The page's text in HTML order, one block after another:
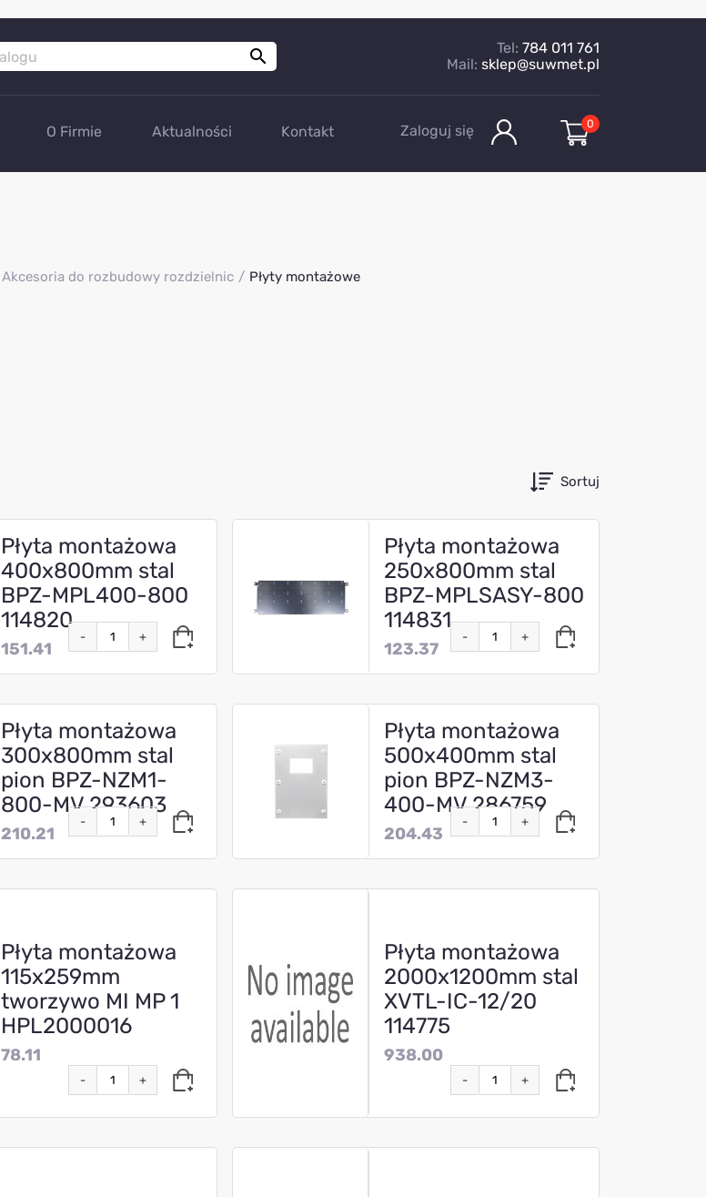
 Tel: 784 011 761
Mail: sklep@suwmet.pl
O Firmie Aktualności Kontakt Zaloguj się 0
Akcesoria do rozbudowy rozdzielnic Płyty montażowe
Sortuj
Płyta montażowa
400x800mm stal
BPZ-MPL400-800
114820
151.41
- +
Płyta montażowa
250x800mm stal
BPZ-MPLSASY-800
114831
123.37
- +
Płyta montażowa
300x800mm stal
pion BPZ-NZM1-
800-MV 293603
210.21
- +
Płyta montażowa
500x400mm stal
pion BPZ-NZM3-
400-MV 286759
204.43
- +
Płyta montażowa
115x259mm
tworzywo MI MP 1
HPL2000016
78.11
- +
Płyta montażowa
2000x1200mm stal
XVTL-IC-12/20
114775
938.00
- +